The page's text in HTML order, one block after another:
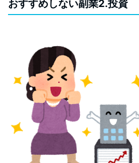
おすすめしない副業2.投資